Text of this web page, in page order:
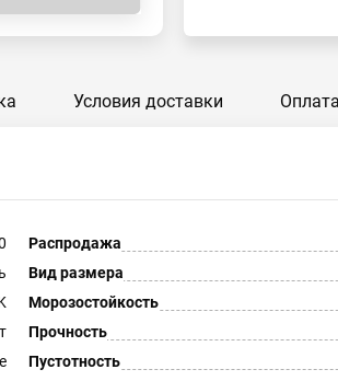
Условия доставки Оплата
Распродажа
Вид размера
Морозостойкость
Прочность
Пустотность